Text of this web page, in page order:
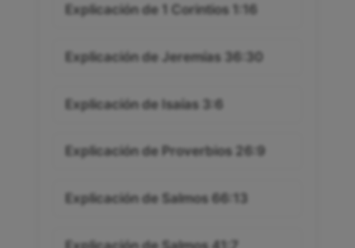
Explicación de 1 Corintios 1:16
Explicación de Jeremías 36:30
Explicación de Isaías 3:6
Explicación de Proverbios 26:9
Explicación de Salmos 66:13